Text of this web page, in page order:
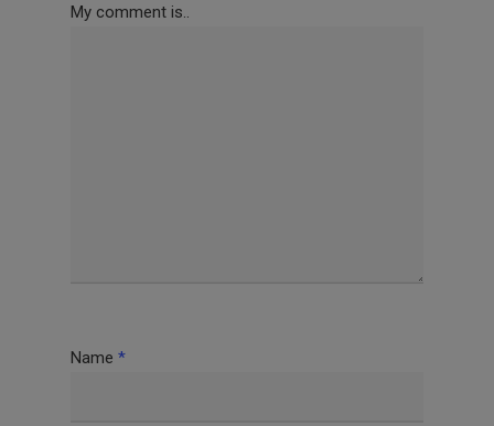
My comment is..
Name *